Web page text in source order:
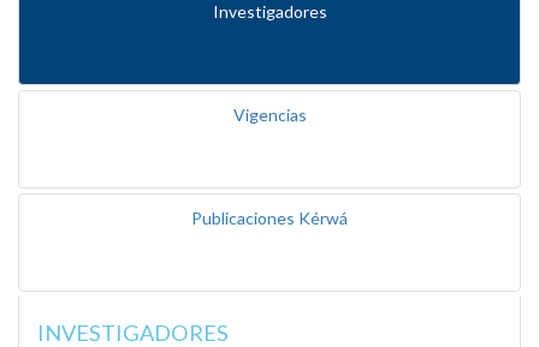
Investigadores
Vigencias
Publicaciones Kérwá
INVESTIGADORES